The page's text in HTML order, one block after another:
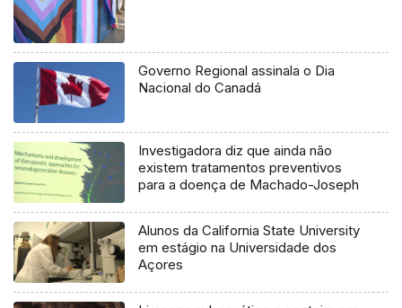
Governo Regional assinala o Dia
Nacional do Canadá
Investigadora diz que ainda não
existem tratamentos preventivos
para a doença de Machado-Joseph
Alunos da California State University
em estágio na Universidade dos
Açores